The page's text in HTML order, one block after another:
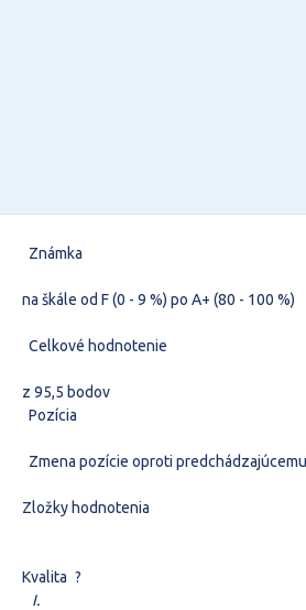
Známka
na škále od F (0 - 9 %) po A+ (80 - 100 %)
Celkové hodnotenie
z 95,5 bodov
Pozícia
Zmena pozície oproti
Zložky hodnotenia
Kvalita ?
I.